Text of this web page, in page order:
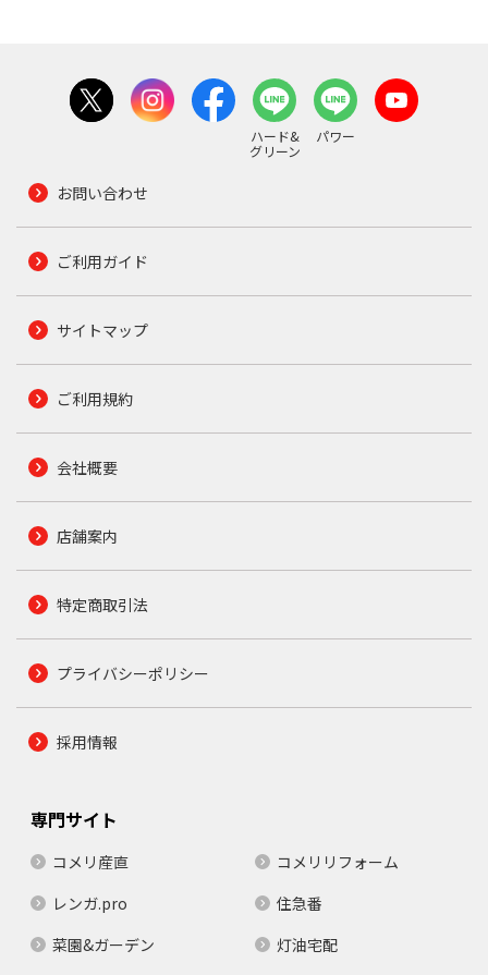
ハード&
グリーン
パワー
お問い合わせ
ご利用ガイド
サイトマップ
ご利用規約
会社概要
店舗案内
特定商取引法
プライバシーポリシー
採用情報
専門サイト
コメリ産直
コメリリフォーム
レンガ.pro
住急番
菜園&ガーデン
灯油宅配